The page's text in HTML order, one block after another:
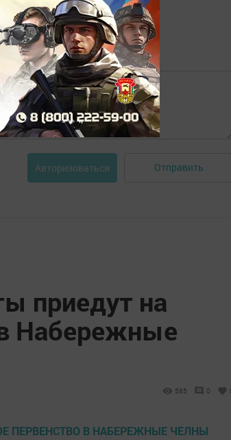
Авторизоваться Отправить
приедут на
Набережные
585 0